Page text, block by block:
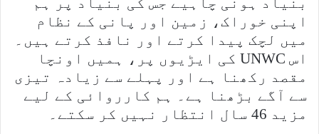
اپنی خوراک، زمین اور پانی کے نظام
میں لچک پیدا کرتے اور نافذ کرتے ہیں۔
اس UNWC کی ایڑیوں پر، ہمیں اونچا
مقصد رکھنا ہے اور پہلے سے زیادہ تیزی
سے آگے بڑھنا ہے۔ ہم کارروائی کے لیے
مزید 46 سال انتظار نہیں کر سکتے۔